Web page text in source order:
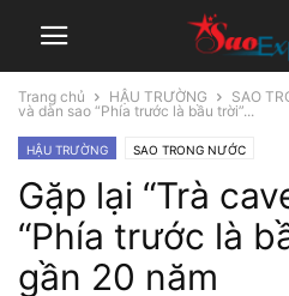
Trang chủ HẬU TRƯỜNG SAO
và dàn sao “Phía trước là bầu trời”...
HẬU TRƯỜNG SAO TRONG NƯỚC
Gặp lại “Trà
“Phía trước là
gần 20 năm